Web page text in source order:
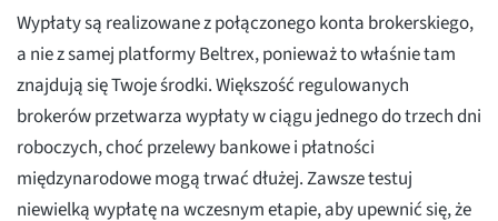
Wypłaty są realizowane z połączonego konta brokerskiego,
a nie z samej platformy Beltrex, ponieważ to właśnie tam
znajdują się Twoje środki. Większość regulowanych
brokerów przetwarza wypłaty w ciągu jednego do trzech dni
roboczych, choć przelewy bankowe i płatności
międzynarodowe mogą trwać dłużej. Zawsze testuj
niewielką wypłatę na wczesnym etapie, aby upewnić się, że